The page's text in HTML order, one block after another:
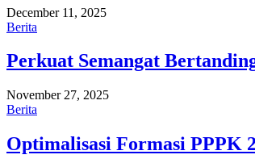
December 11, 2025
Berita
Perkuat Semangat
November 27, 2025
Berita
Optimalisasi Formasi PPPK